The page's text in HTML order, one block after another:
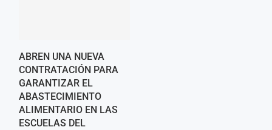
ABREN UNA NUEVA
CONTRATACIÓN PARA
GARANTIZAR EL
ABASTECIMIENTO
ALIMENTARIO EN LAS
ESCUELAS DEL